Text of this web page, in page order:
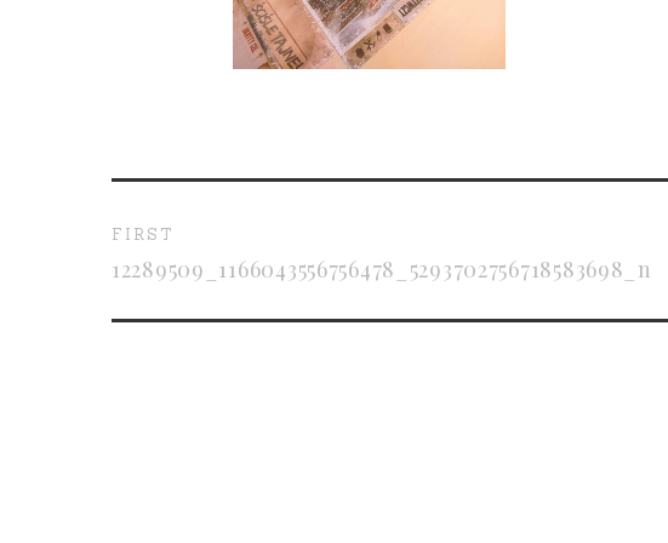
FIRST
12289509_1166043556756478_5293702756718583698_n